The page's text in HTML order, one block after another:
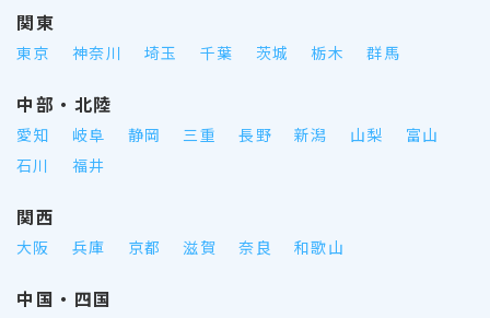
関東
東京 神奈川 埼玉 千葉 茨城 栃木 群馬
中部・北陸
愛知 岐阜 静岡 三重 長野 新潟 山梨
富山
石川
福井
関西
大阪 兵庫 京都 滋賀 奈良 和歌山
中国・四国